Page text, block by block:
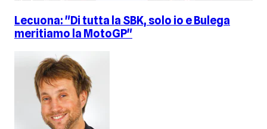
Lecuona: "Di tutta la SBK, solo io e Bulega
meritiamo la MotoGP"